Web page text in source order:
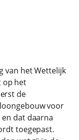
van het Wettelijk
op het
de
voor
dat daarna
toegepast.